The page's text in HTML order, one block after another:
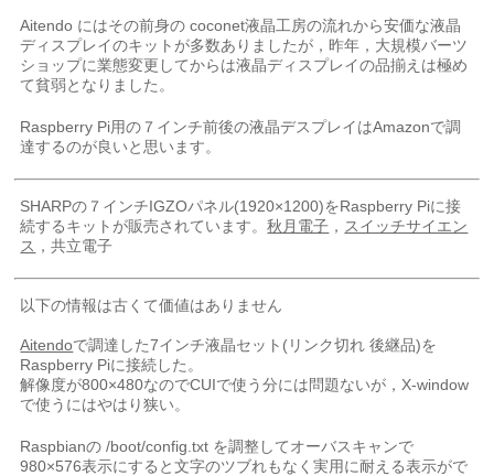
Aitendo にはその前身の coconet液晶工房の流れから安価な液晶
ディスプレイのキットが多数ありましたが，昨年，大規模バーツ
ショップに業態変更してからは液晶ディスプレイの品揃えは極め
て貧弱となりました。
Raspberry Pi用の７インチ前後の液晶デスプレイはAmazonで調
達するのが良いと思います。
SHARPの７インチIGZOパネル(1920×1200)をRaspberry Piに接
続するキットが販売されています。秋月電子 ， スイッチサイエン
ス ，共立電子
以下の情報は古くて価値はありません
Aitendoで調達した7インチ液晶セット(リンク切れ 後継品)を
Raspberry Piに接続した。
解像度が800×480なのでCUIで使う分には問題ないが，X-window
で使うにはやはり狭い。
Raspbianの /boot/config.txt を調整してオーバスキャンで
980×576表示にすると文字のツブれもなく実用に耐える表示がで